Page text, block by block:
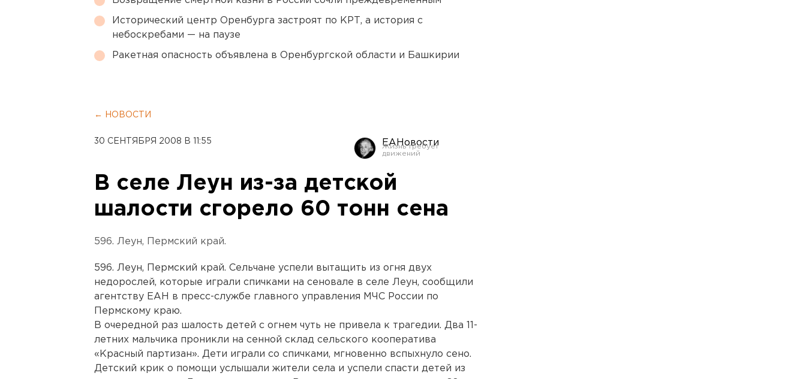
Исторический центр Оренбурга застроят по КРТ, а история с
небоскребами — на паузе
Ракетная опасность объявлена в Оренбургской области и Башкирии
← НОВОСТИ
30 СЕНТЯБРЯ 2008 В 11:55 ЕАНовости
В селе Леун из-за детской
шалости сгорело 60 тонн сена
596. Леун, Пермский край.
596. Леун, Пермский край. Сельчане успели вытащить из огня двух
недорослей, которые играли спичками на сеновале в селе Леун, сообщили
агентству ЕАН в пресс-службе главного управления МЧС России по
Пермскому краю.
В очередной раз шалость детей с огнем чуть не привела к трагедии. Два 11-
летних мальчика проникли на сенной склад сельского кооператива
«Красный партизан». Дети играли со спичками, мгновенно вспыхнуло сено.
Детский крик о помощи услышали жители села и успели спасти детей из